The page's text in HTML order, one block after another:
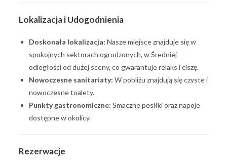
Lokalizacja i Udogodnienia
Doskonała lokalizacja: Nasze miejsce znajduje się w
spokojnych sektorach ogrodzonych, w Średniej
odległości od dużej sceny, co gwarantuje relaks i ciszę.
Nowoczesne sanitariaty: W pobliżu znajdują się czyste i
nowoczesne toalety.
Punkty gastronomiczne: Smaczne posiłki oraz napoje
dostępne w okolicy.
Rezerwacje